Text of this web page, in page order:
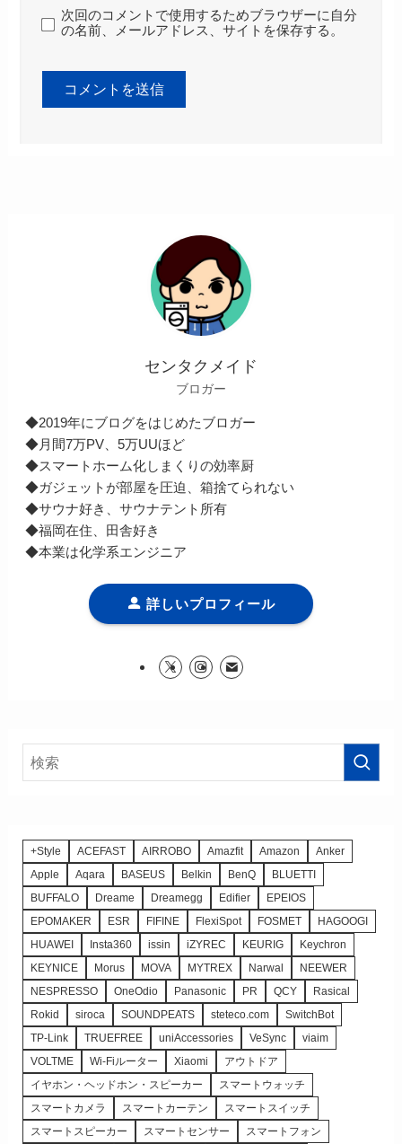
次回のコメントで使用するためブラウザーに自分
の名前、メールアドレス、サイトを保存する。
センタクメイド
ブロガー
◆2019年にブログをはじめたブロガー
◆月間7万PV、5万UUほど
◆スマートホーム化しまくりの効率厨
◆ガジェットが部屋を圧迫、箱捨てられない
◆サウナ好き、サウナテント所有
◆福岡在住、田舎好き
◆本業は化学系エンジニア
詳しいプロフィール
+Style ACEFAST AIRROBO Amazfit Amazon
Anker
Apple
Aqara BASEUS Belkin BenQ
BLUETTI
BUFFALO
Dreame Dreamegg Edifier
EPEIOS
EPOMAKER
ESR FIFINE FlexiSpot FOSMET
HAGOOGI
HUAWEI
Insta360 issin iZYREC KEURIG
Keychron
KEYNICE
Morus MOVA MYTREX Narwal
NEEWER
NESPRESSO
OneOdio Panasonic PR QCY
Rasical
Rokid
siroca SOUNDPEATS steteco.com
SwitchBot
TP-Link
TRUEFREE uniAccessories VeSync
viaim
VOLTME
Wi-Fiルーター Xiaomi
アウトドア
イヤホン・ヘッドホン・スピーカー
スマートウォッチ
スマートカメラ
スマートカーテン
スマートスイッチ
スマートスピーカー
スマートセンサー
スマートフォン